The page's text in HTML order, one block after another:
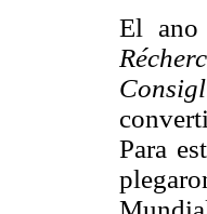
El
Para